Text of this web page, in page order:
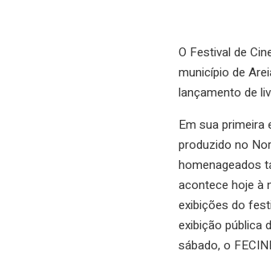
O Festival de
município de
lançamento de
Em sua primeira
produzido no
homenageados
acontece hoje à
exibições do
exibição pública
sábado, o